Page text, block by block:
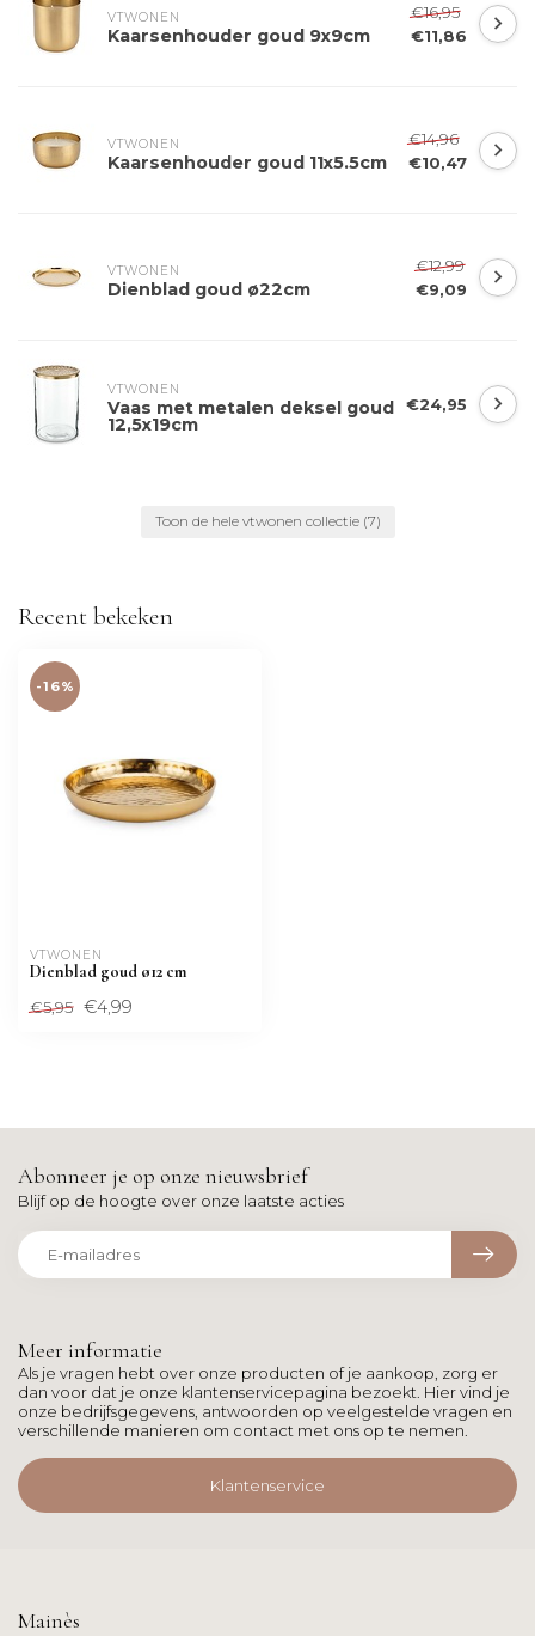
VTWONEN
Kaarsenhouder goud 9x9cm
€16,95
€11,86
VTWONEN
Kaarsenhouder goud 11x5.5cm
€14,96
€10,47
VTWONEN
Dienblad goud ø22cm
€12,99
€9,09
VTWONEN
Vaas met metalen deksel goud
12,5x19cm
€24,95
Toon de hele vtwonen collectie (7)
Recent bekeken
-16%
VTWONEN
Dienblad goud ø12 cm
€5,95 €4,99
Meer informatie
Als je vragen hebt over onze producten of je aankoop, zorg er
dan voor dat je onze klantenservicepagina bezoekt. Hier vind je
onze bedrijfsgegevens, antwoorden op veelgestelde vragen en
verschillende manieren om contact met ons op te nemen.
Klantenservice
Abonneer je op onze nieuwsbrief
Blijf op de hoogte over onze laatste acties
Mainès